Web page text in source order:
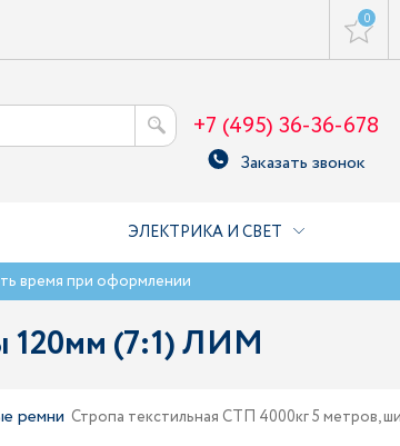
0
+7 (495) 36-36-678
Заказать звонок
ЭЛЕКТРИКА И СВЕТ
время при оформлении
120мм (7:1) ЛИМ
ремни Стропа текстильная СТП 4000кг 5 метров,